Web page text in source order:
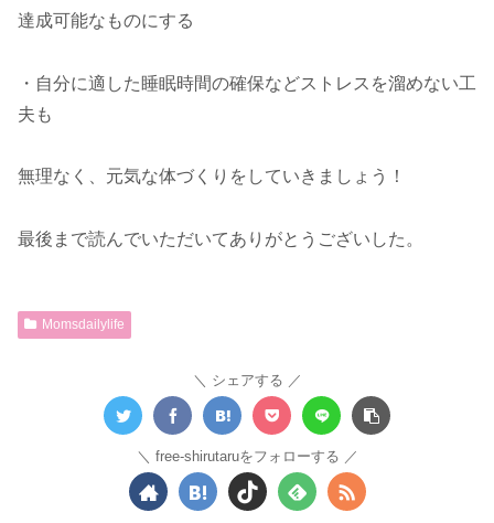
達成可能なものにする
・自分に適した睡眠時間の確保などストレスを溜めない工
夫も
無理なく、元気な体づくりをしていきましょう！
最後まで読んでいただいてありがとうございした。
Momsdailylife
シェアする
free-shirutaruをフォローする